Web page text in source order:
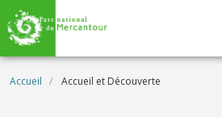
Aller au contenu principal
Fil d'Ariane
Accueil Accueil et Découverte